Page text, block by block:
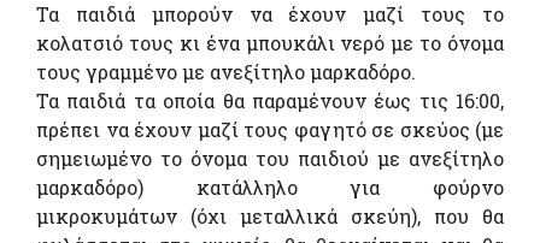
Τα παιδιά μπορούν να έχουν μαζί τους το
κολατσιό τους κι ένα μπουκάλι νερό με το όνομα
τους γραμμένο με ανεξίτηλο μαρκαδόρο.
Τα παιδιά τα οποία θα παραμένουν έως τις 16:00,
πρέπει να έχουν μαζί τους φαγητό σε σκεύος (με
σημειωμένο το όνομα του παιδιού με ανεξίτηλο
μαρκαδόρο) κατάλληλο για φούρνο
μικροκυμάτων (όχι μεταλλικά σκεύη), που θα